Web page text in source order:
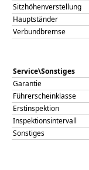
Sitzhöhenverstellung
Hauptständer
Verbundbremse
Service\Sonstiges
Garantie
Führerscheinklasse
Erstinspektion
Inspektionsintervall
Sonstiges